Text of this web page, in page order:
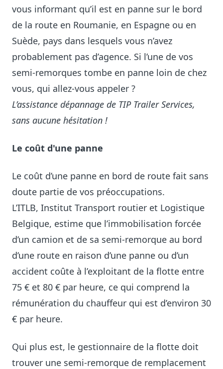
vous informant qu’il est en panne sur le bord
de la route en Roumanie, en Espagne ou en
Suède, pays dans lesquels vous n’avez
probablement pas d’agence. Si l’une de vos
semi-remorques tombe en panne loin de chez
vous, qui allez-vous appeler ?
L’assistance dépannage de TIP Trailer Services,
sans aucune hésitation !
Le coût d'une panne
Le coût d’une panne en bord de route fait sans
doute partie de vos préoccupations.
L’ITLB, Institut Transport routier et Logistique
Belgique, estime que l’immobilisation forcée
d’un camion et de sa semi-remorque au bord
d’une route en raison d’une panne ou d’un
accident coûte à l’exploitant de la flotte entre
75 € et 80 € par heure, ce qui comprend la
rémunération du chauffeur qui est d’environ 30
€ par heure.
Qui plus est, le gestionnaire de la flotte doit
trouver une semi-remorque de remplacement